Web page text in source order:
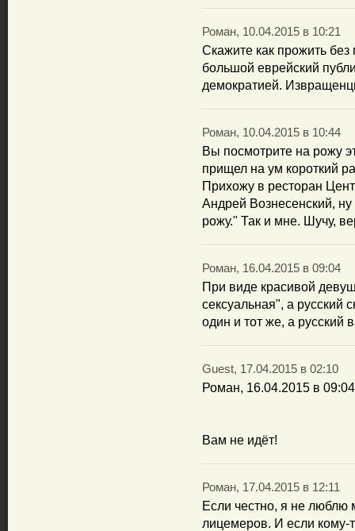
Роман, 10.04.2015 в 10:21
Скажите как прожить
большой еврейский
демократией.
Роман, 10.04.2015 в 10:44
Вы посмотрите на рожу
прищел на ум короткий
Прихожу в ресторан
Андрей Вознесенский, ну
рожу." Так и мне. Шучу,
Роман, 16.04.2015 в 09:04
При виде красивой
сексуальная", а русский
один и тот же, а русский
Guest, 17.04.2015 в 02:10
Роман, 16.04.2015 в 09:04
Вам не идёт!
Роман, 17.04.2015 в 12:11
Если честно, я не
лицемеров. И если кому-